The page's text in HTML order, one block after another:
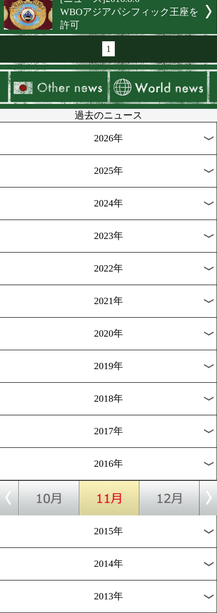
[ランキング]2016.8.14
WBC、拳四朗が躍進
[OPBFランキング]2016.8.12
日本勢8選手がランク入り
[ニュース]2016.8.9
国内初のWBO地域戦は9/13
[ニュース]2016.8.8
WBOアジアパシフィック
[ニュース]2016.8.6
WBOアジアパシフィック
許可
1
過去のニュース
2025年
2024年
2023年
2022年